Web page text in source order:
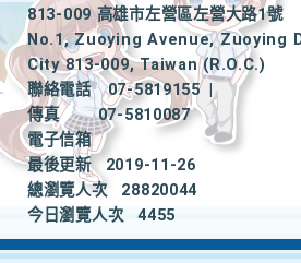
813-009 高雄市左營區左營大路1號
No.1, Zuoying Avenue, Zuoying
City 813-009, Taiwan (R.O.C.)
聯絡電話
07-5819155
|
傳真
07-5810087
電子信箱
最後更新
2019-11-26
總瀏覽人次
28820044
今日瀏覽人次
4455